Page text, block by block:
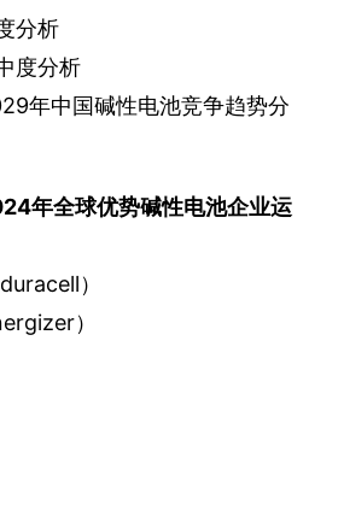
分析
度分析
年中国碱性电池竞争趋势分
年全球优势碱性电池企业运
duracell）
）